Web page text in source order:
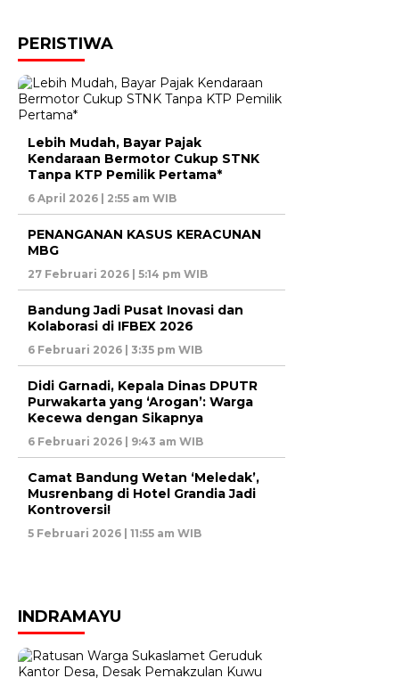
PERISTIWA
Lebih Mudah, Bayar Pajak
Kendaraan Bermotor Cukup STNK
Tanpa KTP Pemilik Pertama*
6 April 2026 | 2:55 am WIB
PENANGANAN KASUS KERACUNAN
MBG
27 Februari 2026 | 5:14 pm WIB
Bandung Jadi Pusat Inovasi dan
Kolaborasi di IFBEX 2026
6 Februari 2026 | 3:35 pm WIB
Didi Garnadi, Kepala Dinas DPUTR
Purwakarta yang ‘Arogan’: Warga
Kecewa dengan Sikapnya
6 Februari 2026 | 9:43 am WIB
Camat Bandung Wetan ‘Meledak’,
Musrenbang di Hotel Grandia Jadi
Kontroversi!
5 Februari 2026 | 11:55 am WIB
INDRAMAYU